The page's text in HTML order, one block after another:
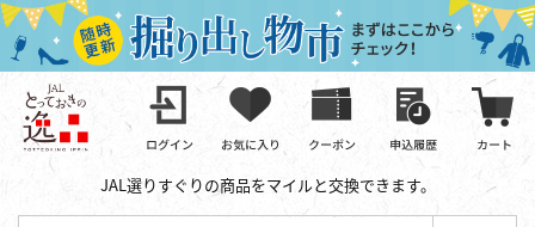
JAL選りすぐりの商品をマイルと交換できます。